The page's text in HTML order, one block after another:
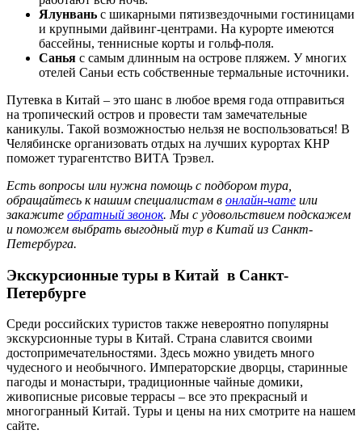
Ялунвань с шикарными пятизвездочными гостиницами
и крупными дайвинг-центрами. На курорте имеются
бассейны, теннисные корты и гольф-поля.
Санья с самым длинным на острове пляжем. У многих
отелей Саньи есть собственные термальные источники.
Путевка в Китай – это шанс в любое время года отправиться
на тропический остров и провести там замечательные
каникулы. Такой возможностью нельзя не воспользоваться! В
Челябинске организовать отдых на лучших курортах КНР
поможет турагентство ВИТА Трэвел.
Есть вопросы или нужна помощь с подбором тура,
обращайтесь к нашим специалистам в онлайн-чате или
закажите обратный звонок. Мы с удовольствием подскажем
и поможем выбрать выгодный тур в Китай из Санкт-
Петербурга.
Экскурсионные туры в Китай в Санкт-
Петербурге
Среди российских туристов также невероятно популярны
экскурсионные туры в Китай. Страна славится своими
достопримечательностями. Здесь можно увидеть много
чудесного и необычного. Императорские дворцы, старинные
пагоды и монастыри, традиционные чайные домики,
живописные рисовые террасы – все это прекрасный и
многогранный Китай. Туры и цены на них смотрите на нашем
сайте.